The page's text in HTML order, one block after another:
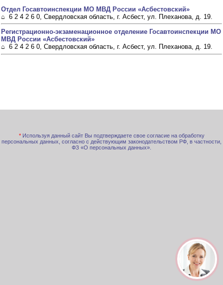
Отдел Госавтоинспекции МО МВД России «Асбестовский»
⌂ 6 2 4 2 6 0, Свердловская область, г. Асбест, ул. Плеханова, д. 19.
Регистрационно-экзаменационное отделение Госавтоинспекции МО
МВД России «Асбестовский»
⌂ 6 2 4 2 6 0, Свердловская область, г. Асбест, ул. Плеханова, д. 19.
* Используя данный сайт Вы подтверждаете свое согласие на обработку
персональных данных, согласно с действующим законодательством РФ, в частности,
ФЗ «О персональных данных».